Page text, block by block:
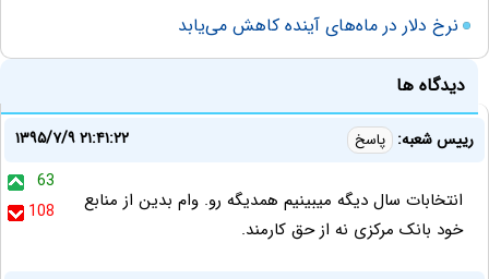
نرخ دلار در ماه‌های آینده کاهش می‌یابد
دیدگاه ها
رییس شعبه: پاسخ
۱۳۹۵/۷/۹ ۲۱:۴۱:۲۲
63
108
انتخابات سال دیگه میبینیم همدیگه رو. وام بدین از منابع
خود بانک مرکزی نه از حق کارمند.